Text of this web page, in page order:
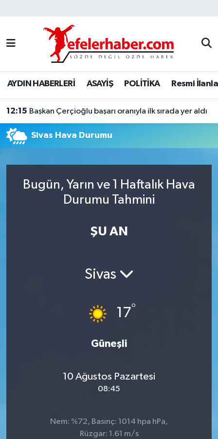
AYDIN HABERLERİ ASAYİŞ POLİTİKA Resmi
12:15 Başkan Çerçioğlu başarı oranıyla ilk sırada yer aldı
Sivas Hava Durumu
Bugün, Yarın ve 1 Haftalık Hava
Durumu Tahmini
ŞU AN
Sivas
17°
Güneşli
10 Ağustos Pazartesi
08:45
Nem: %72, Basınç: 1014 hpa hPa,
Rüzgar: 1.61 m/s
Nöbetçi Eczaneler
Hava Durumu
Aydin Namaz Vakitleri
Trafik Durumu
Süper Lig Puan Durumu ve Fikstür
Son Dakika Haberleri